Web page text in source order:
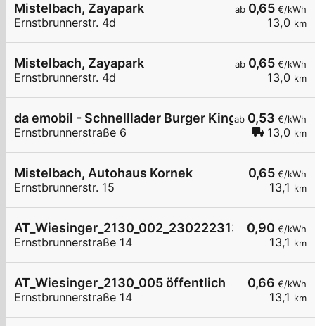
ab 0,65 €/kWh
13,0 km
Mistelbach, Zayapark
Ernstbrunnerstr. 4d
ab 0,65 €/kWh
13,0 km
Mistelbach, Zayapark
Ernstbrunnerstr. 4d
ab 0,53 €/kWh
13,0 km
da emobil - Schnelllader Burger King Mistelbach
Ernstbrunnerstraße 6
0,65 €/kWh
13,1 km
Mistelbach, Autohaus Kornek
Ernstbrunnerstr. 15
0,90 €/kWh
13,1 km
AT_Wiesinger_2130_002_230222313 öffentlich
Ernstbrunnerstraße 14
0,66 €/kWh
13,1 km
AT_Wiesinger_2130_005 öffentlich
Ernstbrunnerstraße 14